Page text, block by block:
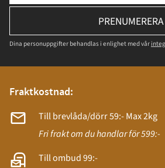
PRENUMERERA
Dina personuppgifter behandlas i enlighet med vår
Fraktkostnad:
Till brevlåda/dörr 59:- Max 2kg
Fri frakt om du handlar för 599:-
Till ombud 99:-